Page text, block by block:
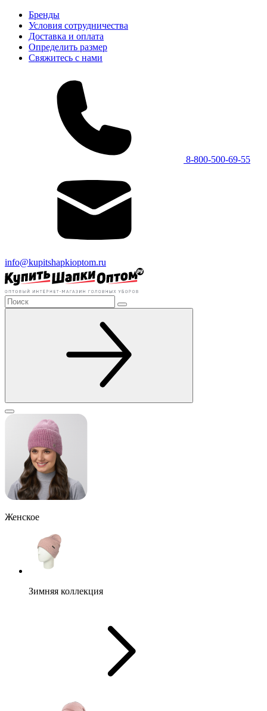
Бренды
Условия сотрудничества
Доставка и оплата
Определить размер
Свяжитесь с нами
8-800-500-69-55
info@kupitshapkioptom.ru
Женское
Зимняя коллекция